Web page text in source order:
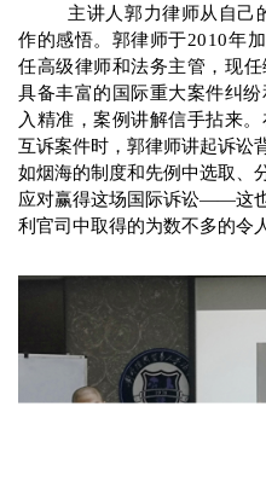
主讲人郭力律师从自己
作的感悟。郭律师于2010年
任高级律师和法务主管 ， 现任
具备丰富的国 际重大案件纠纷
入精准，案例讲解信手拈来。
互诉案件时，郭律师讲起诉讼
如烟海的制度和先例中选取、
应对赢得这场 国际诉讼——这
利官司中取得的为数不多的令